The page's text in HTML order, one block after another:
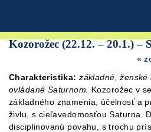
Kozorožec (22.12. – 20.1.) –
«
Charakteristika: základné, ženské
ovládané Saturnom.
Kozorožec v
základného znamenia, účelnosť a
živlu, s cieľavedomosťou Saturna.
disciplinovanú povahu, s trochu